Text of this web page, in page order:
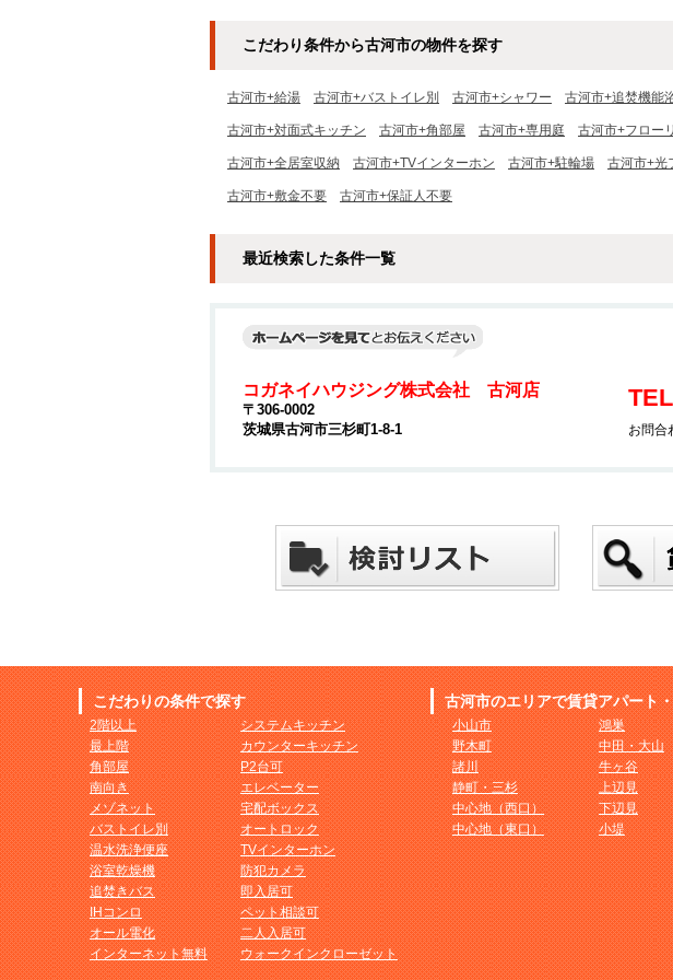
こだわり条件から古河市の物件を探す
古河市+給湯 古河市+バストイレ別 古河市+シャワー 古河市+追焚機能
古河市+対面式キッチン 古河市+角部屋 古河市+専用庭 古河市+フロー
古河市+全居室収納 古河市+TVインターホン 古河市+駐輪場 古河市+光
古河市+敷金不要 古河市+保証人不要
最近検索した条件一覧
コガネイハウジング株式会社 古河店
〒306-0002
茨城県古河市三杉町1-8-1
お問合
こだわりの条件で探す
2階以上
最上階
角部屋
南向き
メゾネット
バストイレ別
温水洗浄便座
浴室乾燥機
追焚きバス
IHコンロ
オール電化
インターネット無料
システムキッチン
カウンターキッチン
P2台可
エレベーター
宅配ボックス
オートロック
TVインターホン
防犯カメラ
即入居可
ペット相談可
二人入居可
ウォークインクローゼット
古河市のエリアで賃貸アパート
小山市
野木町
諸川
静町・三杉
中心地（西口）
中心地（東口）
鴻巣
中田・大山
牛ヶ谷
上辺見
下辺見
小堤